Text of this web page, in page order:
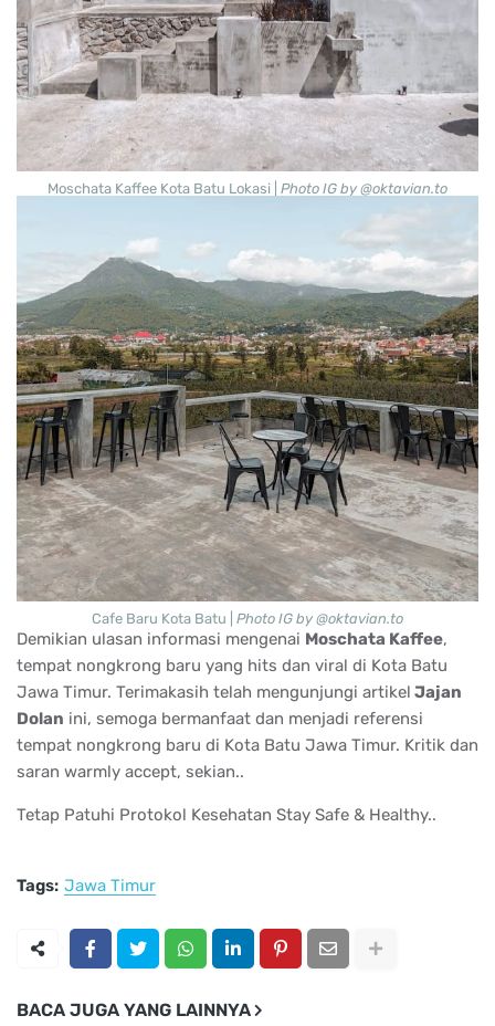
Moschata Kaffee Kota Batu Lokasi | Photo IG by @oktavian.to
Cafe Baru Kota Batu | Photo IG by @oktavian.to
Demikian ulasan informasi mengenai Moschata Kaffee,
tempat nongkrong baru yang hits dan viral di Kota Batu
Jawa Timur. Terimakasih telah mengunjungi artikel Jajan
Dolan ini, semoga bermanfaat dan menjadi referensi
tempat nongkrong baru di Kota Batu Jawa Timur. Kritik dan
saran warmly accept, sekian..
Tetap Patuhi Protokol Kesehatan Stay Safe & Healthy..
Tags: Jawa Timur
BACA JUGA YANG LAINNYA